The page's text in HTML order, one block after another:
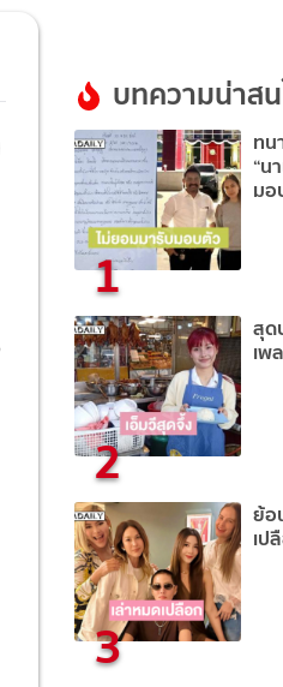
บทความน่าส
1
ทน
“น
มอ
2
สุดป
เพ
3
ย้อ
เป